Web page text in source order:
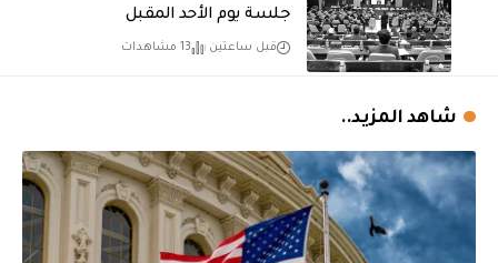
جلسة يوم الأحد المقبل
قبل ساعتين 13 مشاهدات
شاهد المزيد..